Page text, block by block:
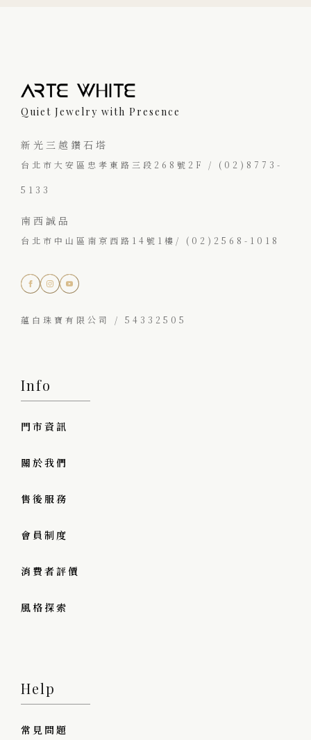
Quiet Jewelry with Presence
新光三越鑽石塔
台北市大安區忠孝東路三段268號2F / (02)8773-
5133
南西誠品
台北市中山區南京西路14號1樓/ (02)2568-1018
蘊白珠寶有限公司 / 54332505
Info
門市資訊
關於我們
售後服務
會員制度
消費者評價
風格探索
Help
常見問題